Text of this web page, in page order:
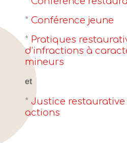
* Conférence jeune
* Pratiques
d’infractions à
mineurs
et
* Justice
actions